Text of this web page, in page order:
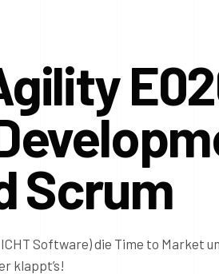
Scrum
Software) die Time to Market
klappt’s!